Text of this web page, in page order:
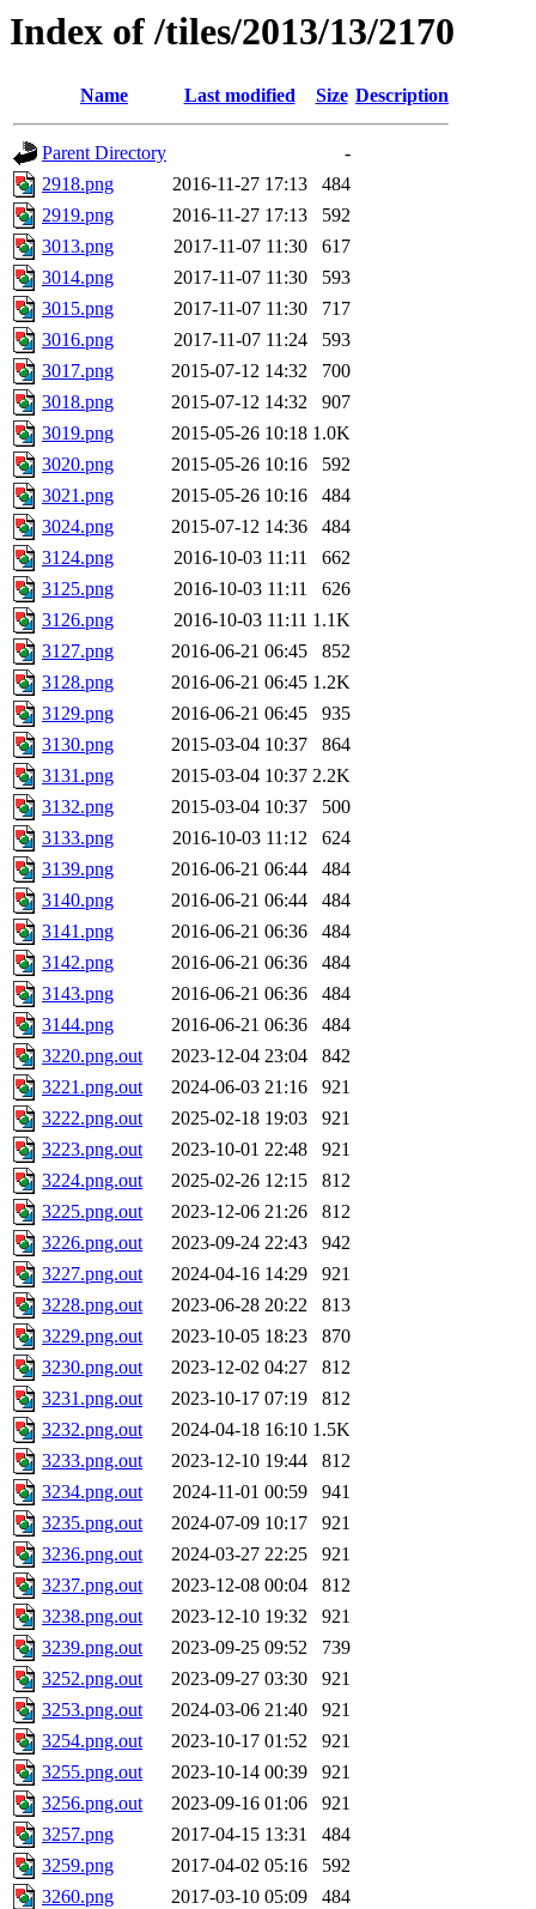
Index of /tiles/2013/13/2170
Name Last modified Size Description
Parent Directory
-
2918.png
2016-11-27 17:13
484
2919.png
2016-11-27 17:13
592
3013.png
2017-11-07 11:30
617
3014.png
2017-11-07 11:30
593
3015.png
2017-11-07 11:30
717
3016.png
2017-11-07 11:24
593
3017.png
2015-07-12 14:32
700
3018.png
2015-07-12 14:32
907
3019.png
2015-05-26 10:18 1.0K
3020.png
2015-05-26 10:16
592
3021.png
2015-05-26 10:16
484
3024.png
2015-07-12 14:36
484
3124.png
2016-10-03 11:11
662
3125.png
2016-10-03 11:11
626
3126.png
2016-10-03 11:11 1.1K
3127.png
2016-06-21 06:45
852
3128.png
2016-06-21 06:45 1.2K
3129.png
2016-06-21 06:45
935
3130.png
2015-03-04 10:37
864
3131.png
2015-03-04 10:37 2.2K
3132.png
2015-03-04 10:37
500
3133.png
2016-10-03 11:12
624
3139.png
2016-06-21 06:44
484
3140.png
2016-06-21 06:44
484
3141.png
2016-06-21 06:36
484
3142.png
2016-06-21 06:36
484
3143.png
2016-06-21 06:36
484
3144.png
2016-06-21 06:36
484
3220.png.out
2023-12-04 23:04
842
3221.png.out
2024-06-03 21:16
921
3222.png.out
2025-02-18 19:03
921
3223.png.out
2023-10-01 22:48
921
3224.png.out
2025-02-26 12:15
812
3225.png.out
2023-12-06 21:26
812
3226.png.out
2023-09-24 22:43
942
3227.png.out
2024-04-16 14:29
921
3228.png.out
2023-06-28 20:22
813
3229.png.out
2023-10-05 18:23
870
3230.png.out
2023-12-02 04:27
812
3231.png.out
2023-10-17 07:19
812
3232.png.out
2024-04-18 16:10 1.5K
3233.png.out
2023-12-10 19:44
812
3234.png.out
2024-11-01 00:59
941
3235.png.out
2024-07-09 10:17
921
3236.png.out
2024-03-27 22:25
921
3237.png.out
2023-12-08 00:04
812
3238.png.out
2023-12-10 19:32
921
3239.png.out
2023-09-25 09:52
739
3252.png.out
2023-09-27 03:30
921
3253.png.out
2024-03-06 21:40
921
3254.png.out
2023-10-17 01:52
921
3255.png.out
2023-10-14 00:39
921
3256.png.out
2023-09-16 01:06
921
3257.png
2017-04-15 13:31
484
3259.png
2017-04-02 05:16
592
3260.png
2017-03-10 05:09
484